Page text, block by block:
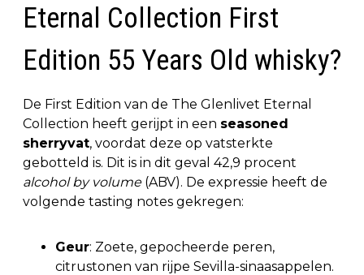
Eternal Collection First
Edition 55 Years Old whisky?
De First Edition van de The Glenlivet Eternal
Collection heeft gerijpt in een seasoned
sherryvat, voordat deze op vatsterkte
gebotteld is. Dit is in dit geval 42,9 procent
alcohol by volume(ABV). De expressie heeft de
volgende tasting notes gekregen:
Geur: Zoete, gepocheerde peren,
citrustonen van rijpe Sevilla-sinaasappelen.